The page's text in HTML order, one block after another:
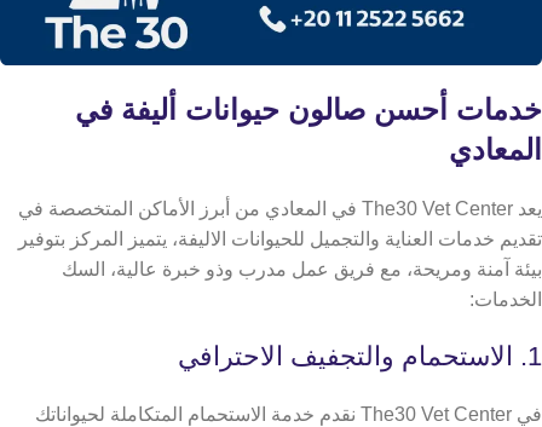
خدمات أحسن صالون حيوانات أليفة في
المعادي
يعد The30 Vet Center في المعادي من أبرز الأماكن المتخصصة في
تقديم خدمات العناية والتجميل للحيوانات الاليفة، يتميز المركز بتوفير
بيئة آمنة ومريحة، مع فريق عمل مدرب وذو خبرة عالية، السك
الخدمات:
1. الاستحمام والتجفيف الاحترافي
في The30 Vet Center نقدم خدمة الاستحمام المتكاملة لحيواناتك